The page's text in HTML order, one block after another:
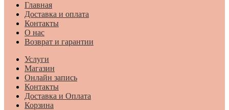
Главная
Доставка и оплата
Контакты
О нас
Возврат и гарантии
Услуги
Магазин
Онлайн запись
Контакты
Доставка и Оплата
Корзина